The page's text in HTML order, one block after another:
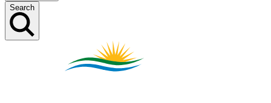
Search​​​​‌ ‍ ​‍​‍‌‍ ‌ ​‍‌‍‍‌‌‍‌ ‌‍‍‌‌‍ ‍​‍​‍​ ‍‍​‍​‍‌ ​ ‌‍​‌‌‍ ‍‌‍‍‌‌ ‌​‌ ‍‌​‍ ‍‌‍‍‌‌‍ ​‍​‍​‍ ​​‍​‍‌‍‍​‌ ​‍‌‍‌‌‌‍‌‍​‍​‍​ ‍‍​‍​‍‌‍‍​‌ ‌​‌ ‌​‌ ​​​ ‍‍​‍ ​‍ ‌‍ ​‌‍ ‌‍​ ‌‍​‌‌‍ ​‌‍‍​‌‍ ‌ ​ ‌ ‌​​ ‍‍​ ​ ​ ​ ​ ​ ​ ​ ​‍ ‌‍‍‌‌‍ ‍‌ ‌​‌‍‌‌‌‍ ‍‌ ‌​​‍ ‌‍‌‌‌‍‌​‌‍‍‌‌ ‌​​‍ ‌‍ ‌‌‍ ‌‍‌​‌‍‌‌​ ‌‌ ​​‌ ​‍‌‍‌‌‌ ​ ‌‍‌‌‌‍ ‍‌ ‌​‌‍​‌‌ ‌​‌‍‍‌‌‍ ‌‍ ‍​ ‍ ‌‍‍‌‌‍‌​​ ‌‌‍ ‍‌‍‍‍‌​‌ ‌‍ ‌ ‌‍‌​ ​‌‍​‌‌ ‍‌‌‍ ‌ ‌‌‌ ‌​​ ‍ ‌ ‌​‌ ‍‌‌ ​​‌‍‌‌​ ‌‌‍ ‍‌‍‍‍‌‍ ​‌‍​‌‌ ‍‌‌‍ ‌ ‌‌‌ ‌​​ ‍ ‌ ​​‌‍​‌‌ ‌​‌‍‍​​ ‌‌‍‍​‌‍‌‌‌‍​‌‌‍‌​‌‍‌‌‌ ​‍​‍ ‍‌ ​ ‌‍‌‌‌‍​‌‌ ​‍‌‍​ ‌‍‍​​‍ ‍‌‍​‍‌ ‌​‌‍ ‍​ ‌‍​‍‌‍​‌‌ ​ ‌‍‌‌‌‌‌‌‌ ​‍‌‍ ​​ ‌‌‍‍​‌ ‌​‌ ‌​‌ ​​​‍‌‌​ ​ ‌​​‌​‍‌‌​ ​‍‌​‌‍​‍‌‌​ ​‍‌​‌‍‌‍ ​‌‍ ‌‍​ ‌‍​‌‌‍ ​‌‍‍​‌‍ ‌ ​ ‌ ‌​​‍‌‌​ ​ ‌​​‌​ ​ ​ ​ ​ ​ ​ ​ ​‍‌‍‌‍‍‌‌‍‌​​ ‌‌‍ ‍‌‍‍‍‌​‌ ‌‍ ‌ ‌‍‌​ ​‌‍​‌‌ ‍‌‌‍ ‌ ‌‌‌ ‌​​‍‌‍‌ ‌​‌ ‍‌‌ ​​‌‍‌‌​ ‌‌‍ ‍‌‍‍‍‌‍ ​‌‍​‌‌ ‍‌‌‍ ‌ ‌‌‌ ‌​​‍‌‍‌ ​​‌‍​‌‌ ‌​‌‍‍​​ ‌‌‍‍​‌‍‌‌‌‍​‌‌‍‌​‌‍‌‌‌ ​‍​‍ ‍‌ ​ ‌‍‌‌‌‍​‌‌ ​‍‌‍​ ‌‍‍​​‍ ‍‌‍​‍‌ ‌​‌‍ ‍​‍‌‍‌ ​​‌‍‌‌‌ ​‍‌ ​ ‌ ​​‌‍‌‌‌‍​ ‌ ‌​‌‍‍‌‌ ‌‍‌‍‌‌​ ‌‌ ​​‌ ‌‌‌‍​‍‌‍ ​‌‍‍‌‌ ​ ‌‍‍​‌‍‌‌‌‍‌​​‍​‍‌ ‌